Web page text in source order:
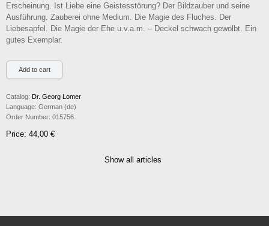
Erscheinung. Ist Liebe eine Geistesstörung? Der Bildzauber und seine
Ausführung. Zauberei ohne Medium. Die Magie des Fluches. Der
Liebesapfel. Die Magie der Ehe u.v.a.m. – Deckel schwach gewölbt. Ein
gutes Exemplar.
Catalog: Dr. Georg Lomer
Language: German (de)
Order Number: 015756
Price: 44,00 €
Show all articles